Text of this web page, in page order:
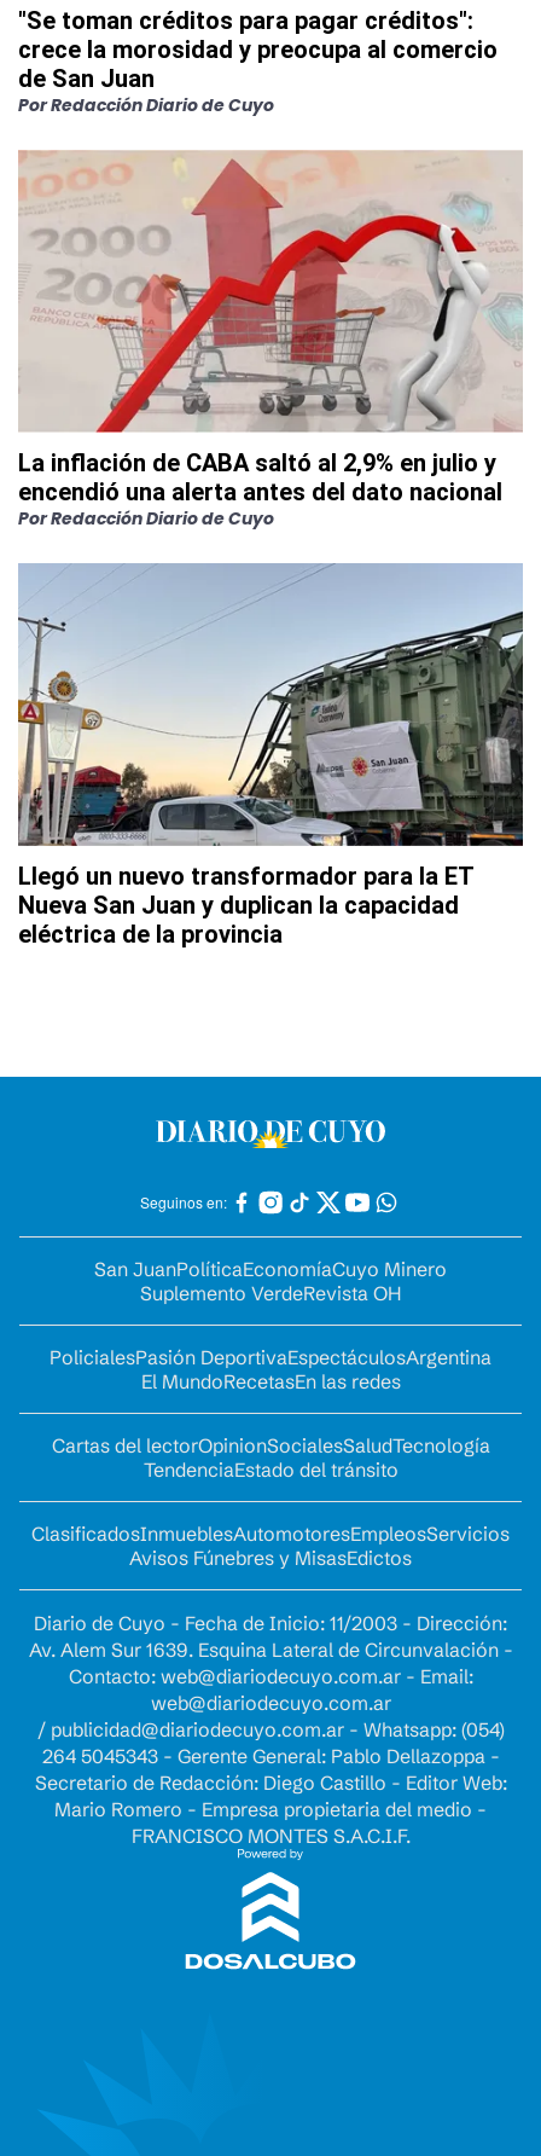
"Se toman créditos para pagar créditos":
crece la morosidad y preocupa al comercio
de San Juan
PorRedacción Diario de Cuyo
La inflación de CABA saltó al 2,9% en julio y
encendió una alerta antes del dato nacional
PorRedacción Diario de Cuyo
Llegó un nuevo transformador para la ET
Nueva San Juan y duplican la capacidad
eléctrica de la provincia
Seguinos en:
San JuanPolíticaEconomíaCuyo Minero
Suplemento VerdeRevista OH
PolicialesPasión DeportivaEspectáculosArgentina
El MundoRecetasEn las redes
Cartas del lectorOpinionSocialesSaludTecnología
TendenciaEstado del tránsito
ClasificadosInmueblesAutomotoresEmpleosServicios
Avisos Fúnebres y MisasEdictos
Diario de Cuyo - Fecha de Inicio: 11/2003 - Dirección:
Av. Alem Sur 1639. Esquina Lateral de Circunvalación -
Contacto: web@diariodecuyo.com.ar- Email:
web@diariodecuyo.com.ar
/ publicidad@diariodecuyo.com.ar- Whatsapp: (054)
264 5045343 - Gerente General: Pablo Dellazoppa -
Secretario de Redacción: Diego Castillo - Editor Web:
Mario Romero - Empresa propietaria del medio -
FRANCISCO MONTES S.A.C.I.F.